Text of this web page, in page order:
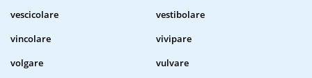
vescicolare
vestibolare
vincolare
vivipare
volgare
vulvare